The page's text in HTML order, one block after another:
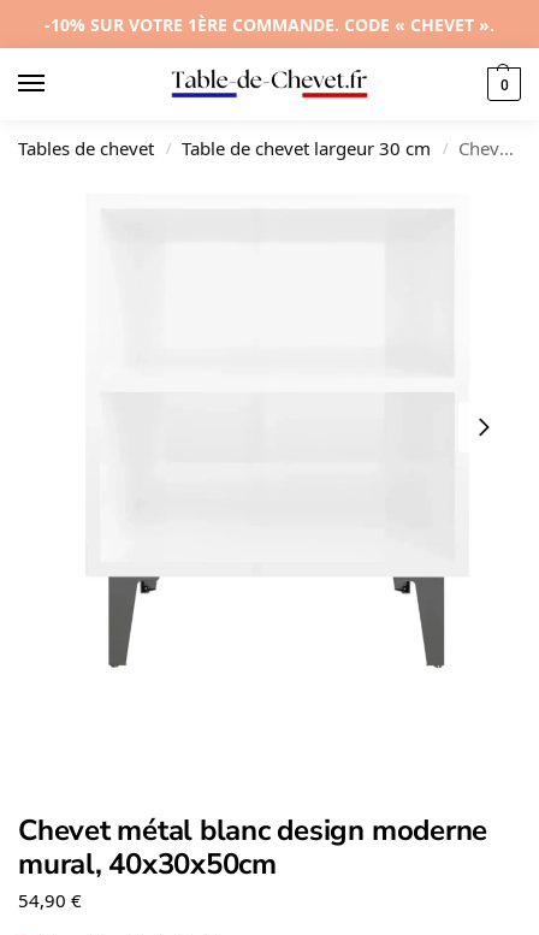
-10% SUR VOTRE 1ÈRE COMMANDE. CODE « CHEVET ».
0
Tables de chevet / Table de chevet largeur 30 cm / Chevet métal blanc design moderne mural, 40x30x50cm
Chevet métal blanc design moderne
mural, 40x30x50cm
54,90 €